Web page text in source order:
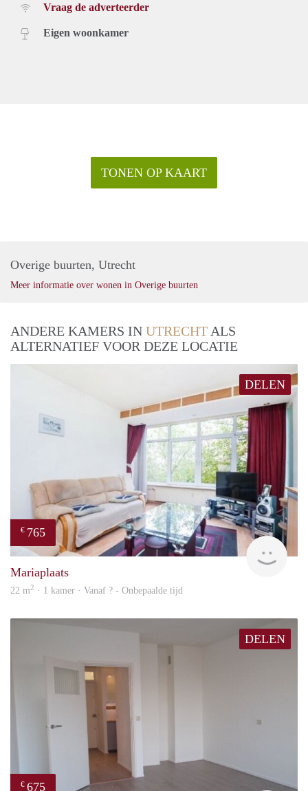
Vraag de adverteerder
Eigen woonkamer
TONEN OP KAART
Overige buurten, Utrecht
Meer informatie over wonen in Overige buurten
ANDERE KAMERS IN UTRECHT ALS
ALTERNATIEF VOOR DEZE LOCATIE
DELEN
€ 765
Mariaplaats
22 m2 · 1 kamer · Vanaf ? - Onbepaalde tijd
DELEN
€ 675